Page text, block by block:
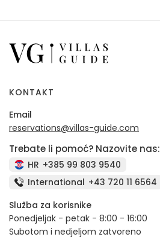
KONTAKT
Email
reservations@villas-guide.com
Trebate li pomoć? Nazovite nas:
HR +385 99 803 9540
International +43 720 11 6564
Služba za korisnike
Ponedjeljak - petak - 8:00 - 16:00
Subotom i nedjeljom zatvoreno